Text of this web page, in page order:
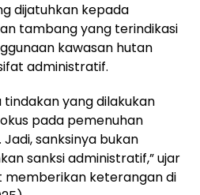
dijatuhkan kepada
tambang yang terindikasi
kawasan hutan
administratif.
tindakan yang dilakukan
pada pemenuhan
sanksinya bukan
sanksi administratif,” ujar
memberikan keterangan di